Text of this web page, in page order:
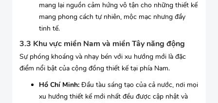
mang lại nguồn cảm hứng vô tận cho những thiết kế
mang phong cách tự nhiên, mộc mạc nhưng đầy
tinh tế.
3.3 Khu vực miền Nam và miền Tây năng động
Sự phóng khoáng và nhạy bén với xu hướng mới là đặc
điểm nổi bật của cộng đồng thiết kế tại phía Nam.
Hồ Chí Minh: Đầu tàu sáng tạo của cả nước, nơi mọi
xu hướng thiết kế mới nhất đều được cập nhật và